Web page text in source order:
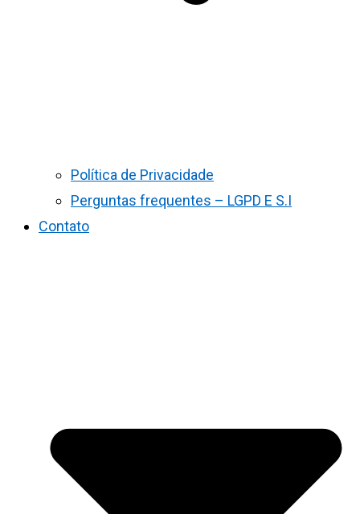
Política de Privacidade
Perguntas frequentes – LGPD E S.I
Contato